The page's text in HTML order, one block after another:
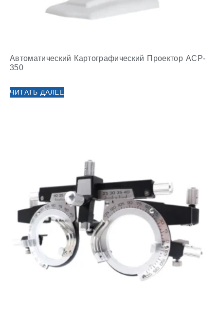
Автоматический Картографический Проектор ACP-
350
ЧИТАТЬ ДАЛЕЕ